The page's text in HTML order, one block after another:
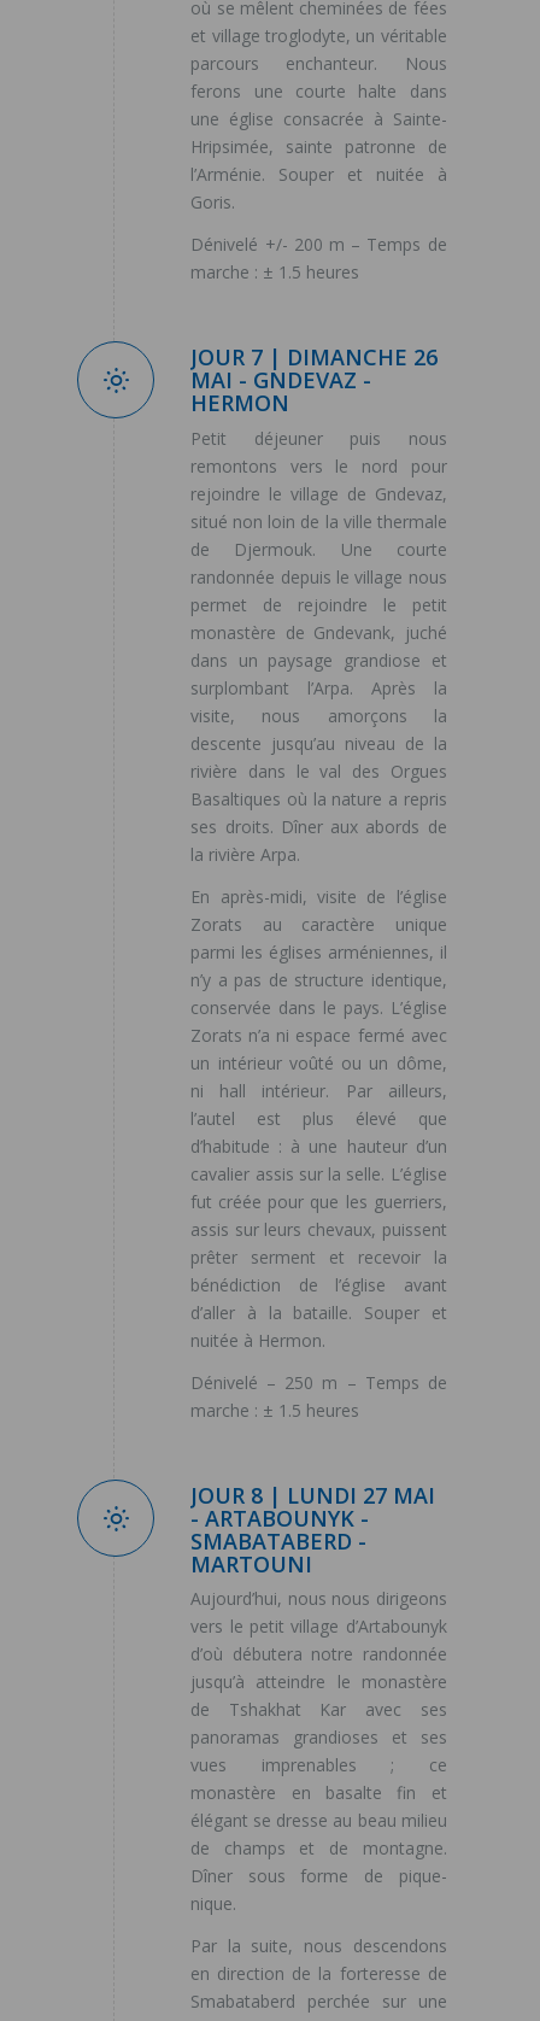
où se mêlent cheminées de fées
et village troglodyte, un véritable
parcours enchanteur. Nous
ferons une courte halte dans
une église consacrée à Sainte-
Hripsimée, sainte patronne de
l’Arménie. Souper et nuitée à
Goris.
Dénivelé +/- 200 m – Temps de
marche : ± 1.5 heures
JOUR 7 | DIMANCHE 26
MAI - GNDEVAZ -
HERMON
Petit déjeuner puis nous
remontons vers le nord pour
rejoindre le village de Gndevaz,
situé non loin de la ville thermale
de Djermouk. Une courte
randonnée depuis le village nous
permet de rejoindre le petit
monastère de Gndevank, juché
dans un paysage grandiose et
surplombant l’Arpa. Après la
visite, nous amorçons la
descente jusqu’au niveau de la
rivière dans le val des Orgues
Basaltiques où la nature a repris
ses droits. Dîner aux abords de
la rivière Arpa.
En après-midi, visite de l’église
Zorats au caractère unique
parmi les églises arméniennes, il
n’y a pas de structure identique,
conservée dans le pays. L’église
Zorats n’a ni espace fermé avec
un intérieur voûté ou un dôme,
ni hall intérieur. Par ailleurs,
l’autel est plus élevé que
d’habitude : à une hauteur d’un
cavalier assis sur la selle. L’église
fut créée pour que les guerriers,
assis sur leurs chevaux, puissent
prêter serment et recevoir la
bénédiction de l’église avant
d’aller à la bataille. Souper et
nuitée à Hermon.
Dénivelé – 250 m – Temps de
marche : ± 1.5 heures
JOUR 8 | LUNDI 27 MAI
- ARTABOUNYK -
SMABATABERD -
MARTOUNI
Aujourd’hui, nous nous dirigeons
vers le petit village d’Artabounyk
d’où débutera notre randonnée
jusqu’à atteindre le monastère
de Tshakhat Kar avec ses
panoramas grandioses et ses
vues imprenables ; ce
monastère en basalte fin et
élégant se dresse au beau milieu
de champs et de montagne.
Dîner sous forme de pique-
nique.
Par la suite, nous descendons
en direction de la forteresse de
Smabataberd perchée sur une